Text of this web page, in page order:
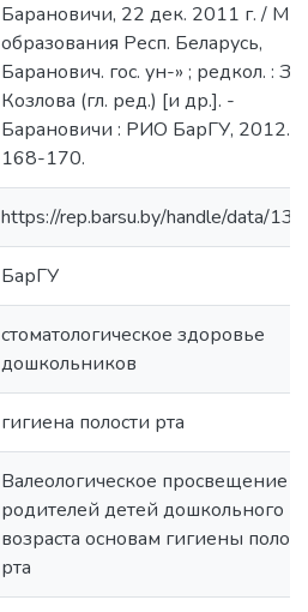
Барановичи, 22 дек. 2011 г. / М-
образования Респ. Беларусь,
Баранович. гос. ун-» ; редкол. : З.
Козлова (гл. ред.) [и др.]. -
Барановичи : РИО БарГУ, 2012. -
168-170.
https://rep.barsu.by/handle/data/
БарГУ
стоматологическое здоровье
дошкольников
гигиена полости рта
Валеологическое просвещение
родителей детей дошкольного
возраста основам гигиены
рта